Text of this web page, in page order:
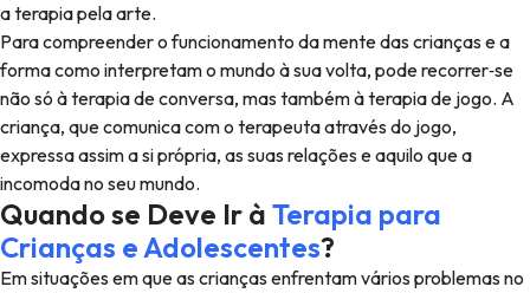
a terapia pela arte.
Para compreender o funcionamento da mente das crianças e a
forma como interpretam o mundo à sua volta, pode recorrer‑se
não só à terapia de conversa, mas também à terapia de jogo. A
criança, que comunica com o terapeuta através do jogo,
expressa assim a si própria, as suas relações e aquilo que a
incomoda no seu mundo.
Quando se Deve Ir à Terapia para
Crianças e Adolescentes?
Em situações em que as crianças enfrentam vários problemas no